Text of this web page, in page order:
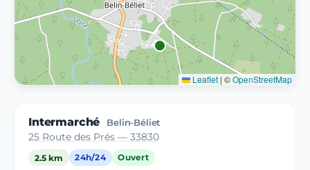
Leaflet | ©OpenStreetMap
Intermarché Belin-Béliet
25 Route des Prés — 33830
2.5 km 24h/24 Ouvert